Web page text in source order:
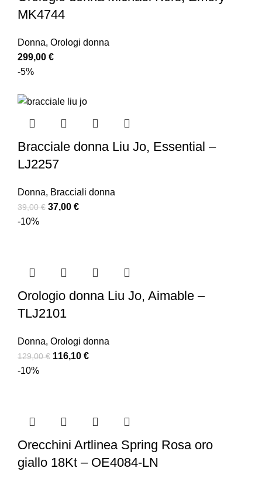
MK4744
Donna, Orologi donna
299,00 €
-5%
Bracciale donna Liu Jo, Essential –
LJ2257
Donna, Bracciali donna
39,00€ 37,00 €
-10%
Orologio donna Liu Jo, Aimable –
TLJ2101
Donna, Orologi donna
129,00€ 116,10 €
-10%
Orecchini Artlinea Spring Rosa oro
giallo 18Kt – OE4084-LN